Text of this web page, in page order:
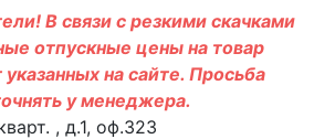
В связи с резкими скачками
отпускные цены на товар
указанных на сайте. Просьба
у менеджера.
, д.1, оф.323